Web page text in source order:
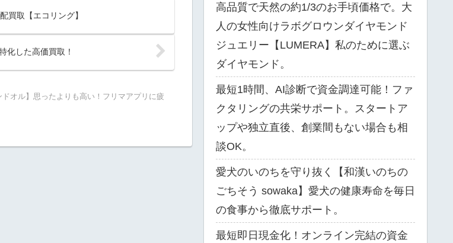
買取【エコリング】
化した高価買取！
オル】思ったよりも高い！フリマアプリに疲
高品質で天然の約1/3のお手頃価格で。大
人の女性向けラボグロウンダイヤモンド
ジュエリー【LUMERA】私のために選ぶ
ダイヤモンド。
最短1時間、AI診断で資金調達可能！ファ
クタリングの共栄サポート。スタートア
ップや独立直後、創業間もない場合も相
談OK。
愛犬のいのちを守り抜く【和漢いのちの
ごちそう sowaka】愛犬の健康寿命を毎日
の食事から徹底サポート。
最短即日現金化！オンライン完結の資金